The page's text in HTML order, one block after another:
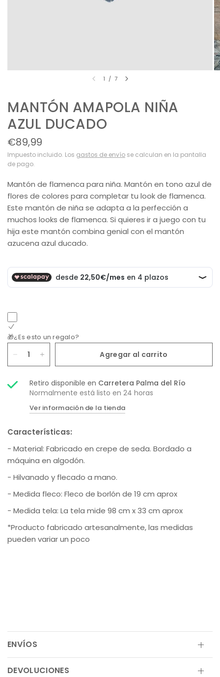
1 / 7
MANTÓN AMAPOLA NIÑA
AZUL DUCADO
€89,99
Impuesto incluido. Los gastos de envío se calculan en la pantalla
de pago.
Mantón de flamenca para niña. Mantón en tono azul de
flores de colores para completar tu look de flamenca.
Este mantón de niña se adapta a la perfección a
muchos looks de flamenca. Si quieres ir a juego con tu
hija este mantón combina genial con elmantón
azucena azul ducado.
🎁¿Es esto un regalo?
Agregar al carrito
Retiro disponible en Carretera Palma del Río
Normalmente está listo en 24 horas
Ver información de la tienda
Características:
- Material: Fabricado en crepe de seda. Bordado a
máquina en algodón.
- Hilvanado y flecado a mano.
- Medida fleco: Fleco de borlón de 19 cm aprox
- Medida tela: La tela mide 98 cm x 33 cm aprox
*Producto fabricado artesanalmente, las medidas
pueden variar un poco
ENVÍOS
DEVOLUCIONES